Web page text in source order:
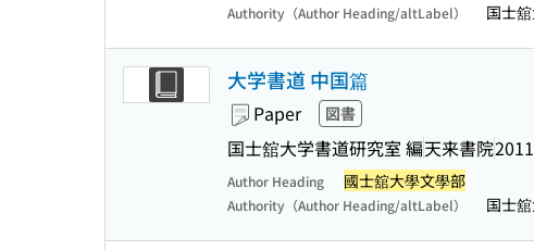
Authority（Author Heading/altLabel） 国士
大学書道 中国篇
Paper 図書
国士舘大学書道研究室 編天来書院
Author Heading 國士舘大學文學部
Authority（Author Heading/altLabel） 国士